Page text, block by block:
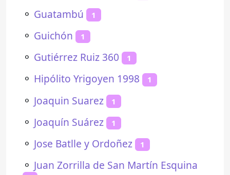
⚬ Guatambú 1
⚬ Guichón 1
⚬ Gutiérrez Ruiz 360 1
⚬ Hipólito Yrigoyen 1998 1
⚬ Joaquin Suarez 1
⚬ Joaquín Suárez 1
⚬ Jose Batlle y Ordoñez 1
⚬ Juan Zorrilla de San Martín Esquina